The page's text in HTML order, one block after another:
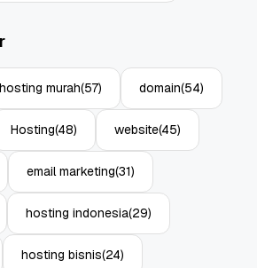
hosting murah(57) domain(54)
Hosting(48) website(45)
email marketing(31)
hosting indonesia(29)
hosting bisnis(24)